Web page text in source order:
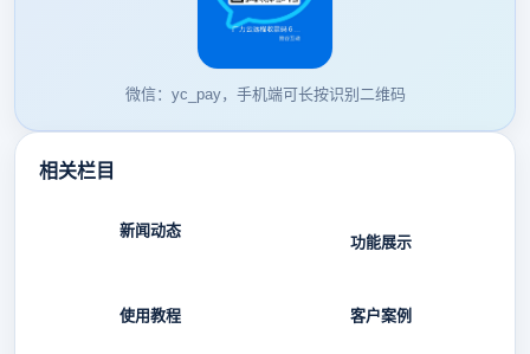
微信：yc_pay，手机端可长按识别二维码
相关栏目
新闻动态
功能展示
使用教程 客户案例